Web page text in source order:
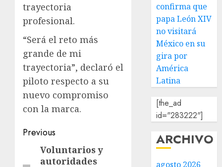
trayectoria
profesional.
“Será el reto más
grande de mi
trayectoria”, declaró el
piloto respecto a su
nuevo compromiso
con la marca.
Previous
Voluntarios y
autoridades
confirma que
papa León XIV
no visitará
México en su
gira por
América
Latina
[the_ad
id="283222"]
ARCHIVO
agosto 2026